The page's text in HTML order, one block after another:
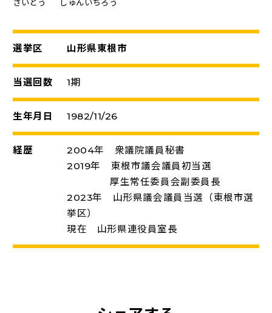
さいとう しゅんいちろう
選挙区 山形県東根市
当選回数 1期
生年月日 1982/11/26
経歴
2004年 衆議院議員秘書
2019年 東根市議会議員初当選
厚生常任委員会副委員長
2023年 山形県議会議員当選（東根市選
挙区）
現在 山形県連役員室長